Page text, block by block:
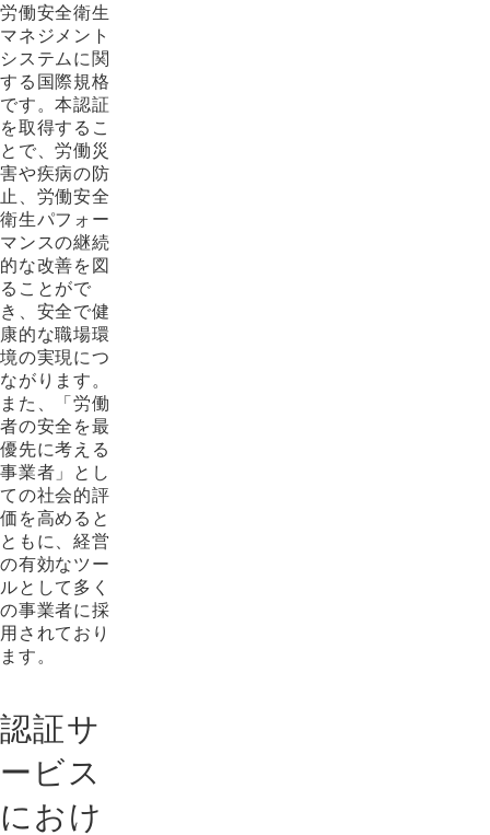
労働安全衛生
マネジメント
システムに関
する国際規格
です。本認証
を取得するこ
とで、労働災
害や疾病の防
止、労働安全
衛生パフォー
マンスの継続
的な改善を図
ることがで
き、安全で健
康的な職場環
境の実現につ
ながります。
また、「労働
者の安全を最
優先に考える
事業者」とし
ての社会的評
価を高めると
ともに、経営
の有効なツー
ルとして多く
の事業者に採
用されており
ます。
認証サ
ービス
におけ